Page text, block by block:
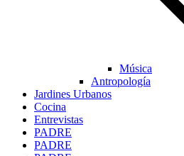
Música
Antropología
Jardines Urbanos
Cocina
Entrevistas
PADRE
PADRE